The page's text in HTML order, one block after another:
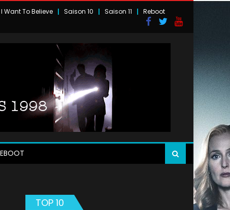
I Want To Believe Saison 10 Saison 11 Reboot
TOP 10